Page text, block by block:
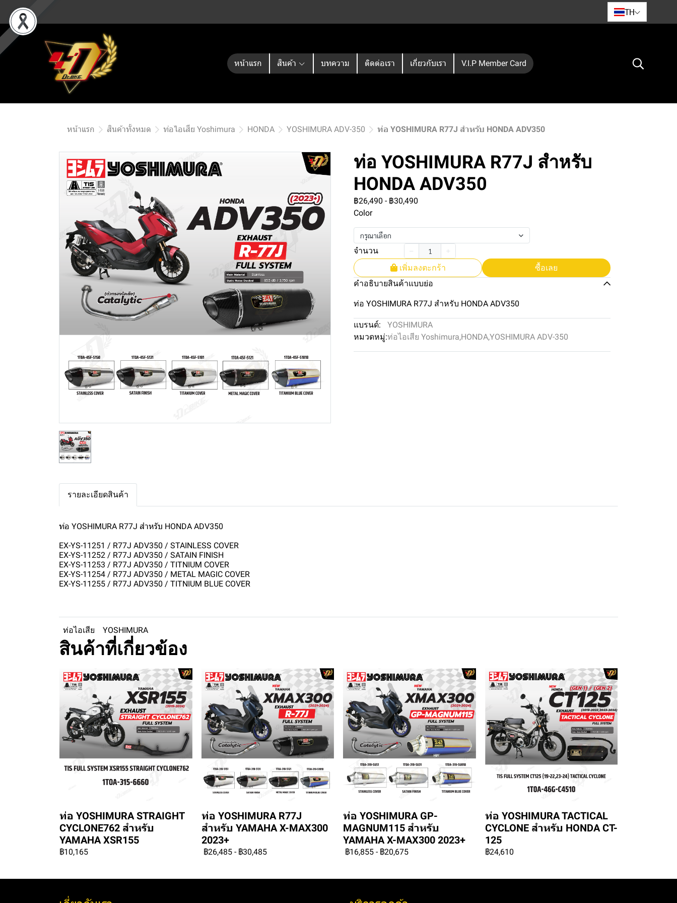
TH
หน้าแรก สินค้า บทความ ติดต่อเรา เกี่ยวกับเรา V.I.P Member Card
หน้าแรก สินค้าทั้งหมด ท่อไอเสีย Yoshimura HONDA YOSHIMURA ADV-350 ท่อ YOSHIMURA R77J สำหรับ HONDA ADV350
ท่อ YOSHIMURA R77J สำหรับ
HONDA ADV350
฿26,490 - ฿30,490
Color
กรุณาเลือก
จำนวน
เพิ่มลงตะกร้า
ซื้อเลย
คำอธิบายสินค้าแบบย่อ
ท่อ YOSHIMURA R77J สำหรับ HONDA ADV350
แบรนด์:
YOSHIMURA
หมวดหมู่:ท่อไอเสีย Yoshimura,HONDA,YOSHIMURA ADV-350
รายละเอียดสินค้า
ท่อ YOSHIMURA R77J สำหรับ HONDA ADV350
EX-YS-11251 / R77J ADV350 / STAINLESS COVER
EX-YS-11252 / R77J ADV350 / SATAIN FINISH
EX-YS-11253 / R77J ADV350 / TITNIUM COVER
EX-YS-11254 / R77J ADV350 / METAL MAGIC COVER
EX-YS-11255 / R77J ADV350 / TITNIUM BLUE COVER
ท่อไอเสีย YOSHIMURA
สินค้าที่เกี่ยวข้อง
ท่อ YOSHIMURA STRAIGHT
CYCLONE762 สำหรับ
YAMAHA XSR155
฿10,165
ท่อ YOSHIMURA R77J
สำหรับ YAMAHA X-MAX300
2023+
฿26,485 - ฿30,485
ท่อ YOSHIMURA GP-
MAGNUM115 สำหรับ
YAMAHA X-MAX300 2023+
฿16,855 - ฿20,675
ท่อ YOSHIMURA TACTICAL
CYCLONE สำหรับ HONDA CT-
125
฿24,610